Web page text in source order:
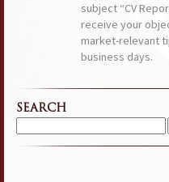
subject “CV
receive your
market-relevant
business days.
SEARCH
Search
for: